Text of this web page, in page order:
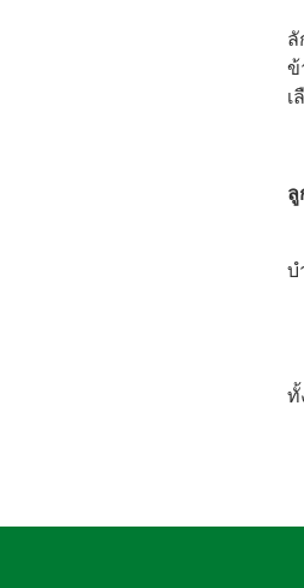
ลั
ข้
เ
ลู
บ
ทั้